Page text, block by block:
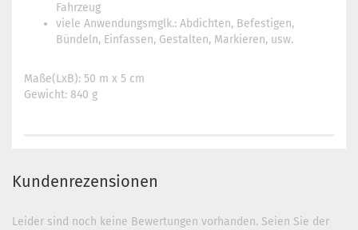
Fahrzeug
viele Anwendungsmglk.: Abdichten, Befestigen,
Bündeln, Einfassen, Gestalten, Markieren, usw.
Maße(LxB): 50 m x 5 cm
Gewicht: 840 g
Kundenrezensionen
Leider sind noch keine Bewertungen vorhanden. Seien Sie der